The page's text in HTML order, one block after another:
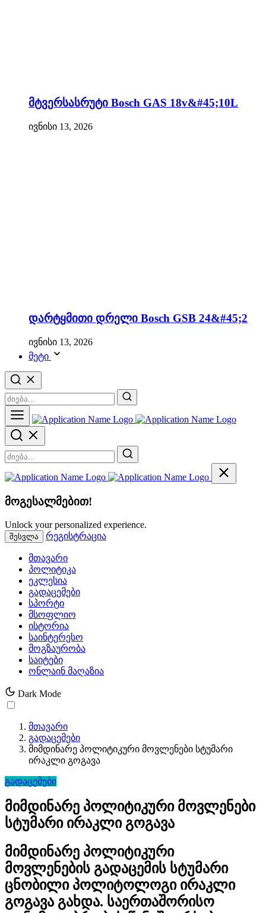
მტვერსასრუტი Bosch GAS 18v&#45;10L
ივნისი 13, 2026
დარტყმითი დრელი Bosch GSB 24&#45;2
ივნისი 13, 2026
მეტი
მოგესალმებით!
Unlock your personalized experience.
შესვლა რეგისტრაცია
მთავარი
პოლიტიკა
ეკლესია
გადაცემები
სპორტი
მსოფლიო
ისტორია
საინტერესო
მოგზაურობა
საიტები
ონლაინ მაღაზია
Dark Mode
მთავარი
გადაცემები
მიმდინარე პოლიტიკური მოვლენები სტუმარი
ირაკლი გოგავა
გადაცემები
მიმდინარე პოლიტიკური მოვლენები
სტუმარი ირაკლი გოგავა
მიმდინარე პოლიტიკური
მოვლენების გადაცემის სტუმარი
ცნობილი პოლიტოლოგი ირაკლი
გოგავა გახდა. საერთაშორისო